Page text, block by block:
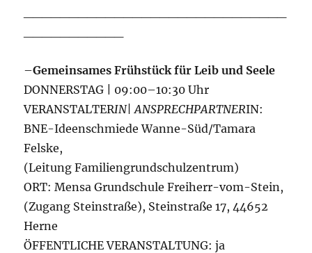
–Gemeinsames Frühstück für Leib und Seele
DONNERSTAG | 09:00–10:30 Uhr
VERANSTALTERIN| ANSPRECHPARTNERIN:
BNE-Ideenschmiede Wanne-Süd/Tamara
Felske,
(Leitung Familiengrundschulzentrum)
ORT: Mensa Grundschule Freiherr-vom-Stein,
(Zugang Steinstraße), Steinstraße 17, 44652
Herne
ÖFFENTLICHE VERANSTALTUNG: ja